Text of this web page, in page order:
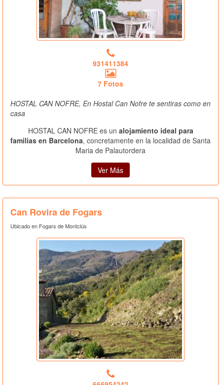
931411384
7 Fotos
HOSTAL CAN NOFRE, En Hostal Can Nofre te sentiras como en
casa
HOSTAL CAN NOFRE es un alojamiento ideal para
familias en Barcelona, concretamente en la localidad de Santa
Maria de Palautordera
Ver Más
Can Rovira de Fogars
Ubicado en Fogars de Montclús